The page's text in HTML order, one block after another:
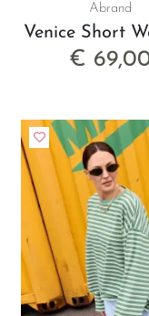
Abrand
Venice Short
€